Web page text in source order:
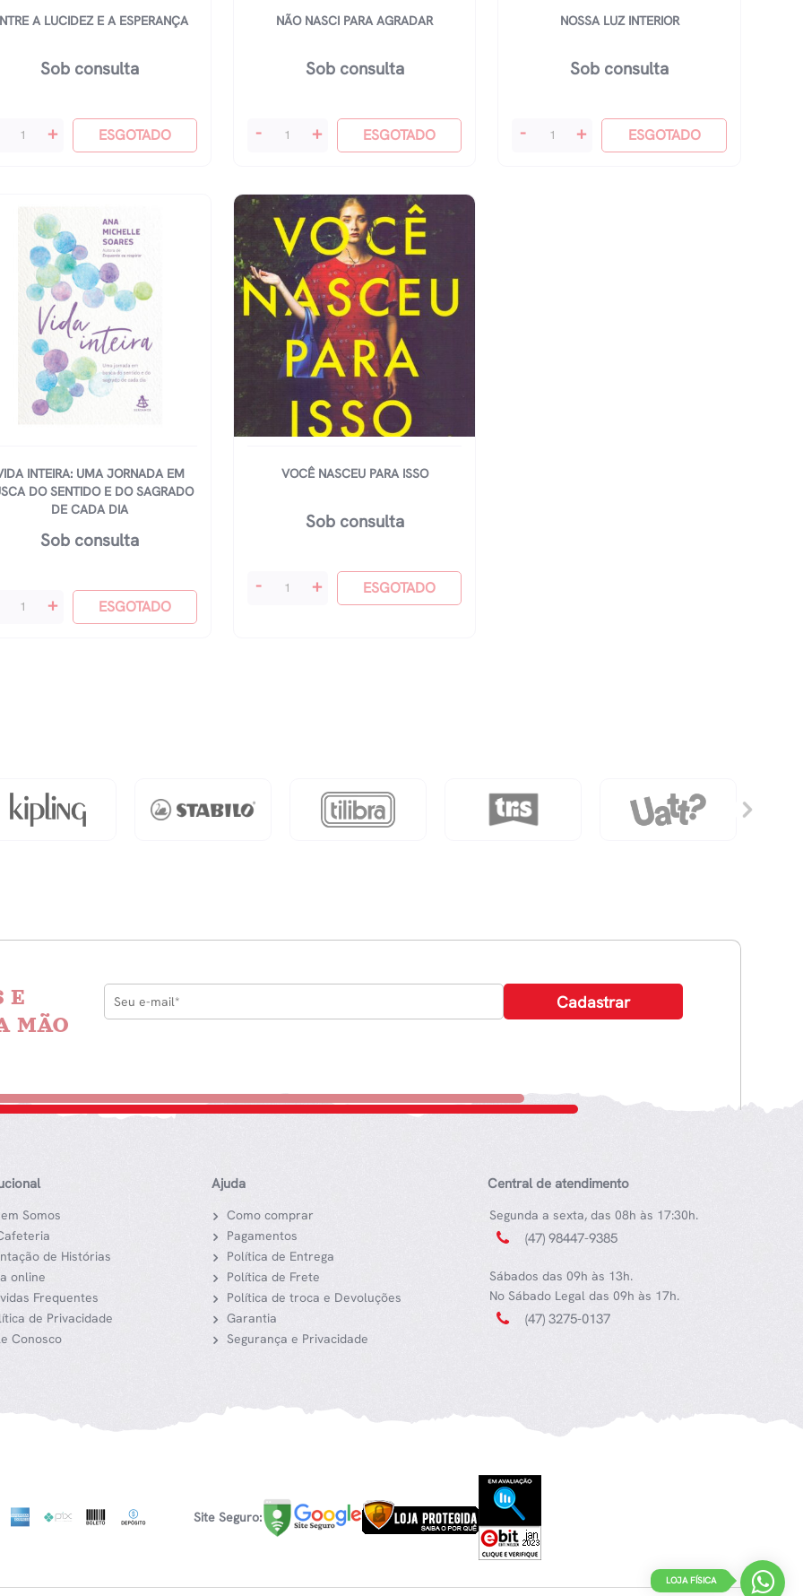
A LUCIDEZ E A ESPERANÇA
Sob consulta
+ ESGOTADO
NÃO NASCI PARA AGRADAR
Sob consulta
Não
Agradar
quantidade
- + ESGOTADO
NOSSA LUZ INTERIOR
Sob consulta
Nossa
- + ESGOTADO
INTEIRA: UMA JORNADA EM
DO SENTIDO E DO SAGRADO
DE CADA DIA
Sob consulta
+ ESGOTADO
VOCÊ NASCEU PARA ISSO
Sob consulta
VocÊ
- + ESGOTADO
E
MÃO
Somos
de Histórias
online
Frequentes
de Privacidade
Conosco
Ajuda
Como comprar
Pagamentos
Política de Entrega
Política de Frete
Política de troca e Devoluções
Garantia
Segurança e Privacidade
Central de atendimento
Segunda a sexta, das 08h às 17:30h.
(47) 98447-9385
Sábados das 09h às 13h.
No Sábado Legal das 09h às 17h.
(47) 3275-0137
Site Seguro:
LOJA FÍSICA